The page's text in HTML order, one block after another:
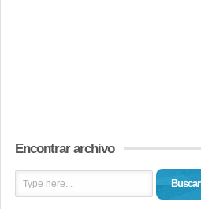
Encontrar archivo
Buscar